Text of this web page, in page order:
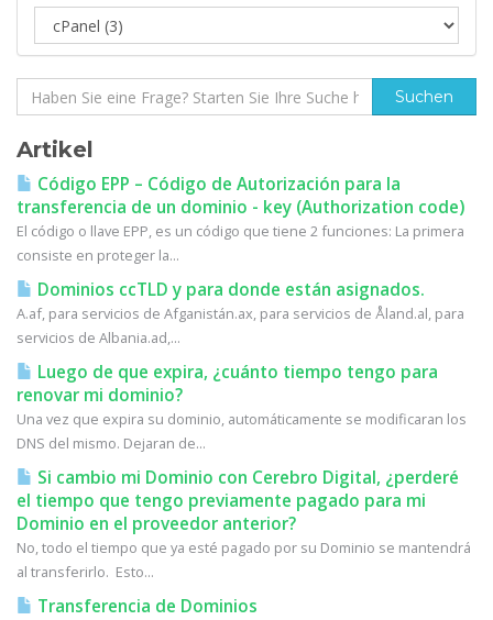
Artikel
Código EPP – Código de Autorización para la
transferencia de un dominio - key (Authorization code)
El código o llave EPP, es un código que tiene 2 funciones: La primera
consiste en proteger la...
Dominios ccTLD y para donde están asignados.
A.af, para servicios de Afganistán.ax, para servicios de Åland.al, para
servicios de Albania.ad,...
Luego de que expira, ¿cuánto tiempo tengo para
renovar mi dominio?
Una vez que expira su dominio, automáticamente se modificaran los
DNS del mismo. Dejaran de...
Si cambio mi Dominio con Cerebro Digital, ¿perderé
el tiempo que tengo previamente pagado para mi
Dominio en el proveedor anterior?
No, todo el tiempo que ya esté pagado por su Dominio se mantendrá
al transferirlo. Esto...
Transferencia de Dominios